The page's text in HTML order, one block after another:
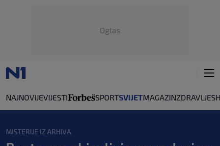
Oglas
NAJNOVIJEVIJESTI SPORTSVIJETMAGAZINZDRAVLJE
MISTERIJE IZ ARHIVA